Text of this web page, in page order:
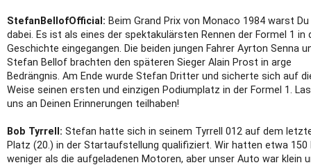
StefanBellofOfficial: Beim Grand Prix von Monaco 1984 warst Du
dabei. Es ist als eines der spektakulärsten Rennen der Formel 1 in
Geschichte eingegangen. Die beiden jungen Fahrer Ayrton Senna
Stefan Bellof brachten den späteren Sieger Alain Prost in arge
Bedrängnis. Am Ende wurde Stefan Dritter und sicherte sich auf
Weise seinen ersten und einzigen Podiumplatz in der Formel 1.
uns an Deinen Erinnerungen teilhaben!
Bob Tyrrell: Stefan hatte sich in seinem Tyrrell 012 auf dem
Platz (20.) in der Startaufstellung qualifiziert. Wir hatten etwa 150
weniger als die aufgeladenen Motoren, aber unser Auto war klein